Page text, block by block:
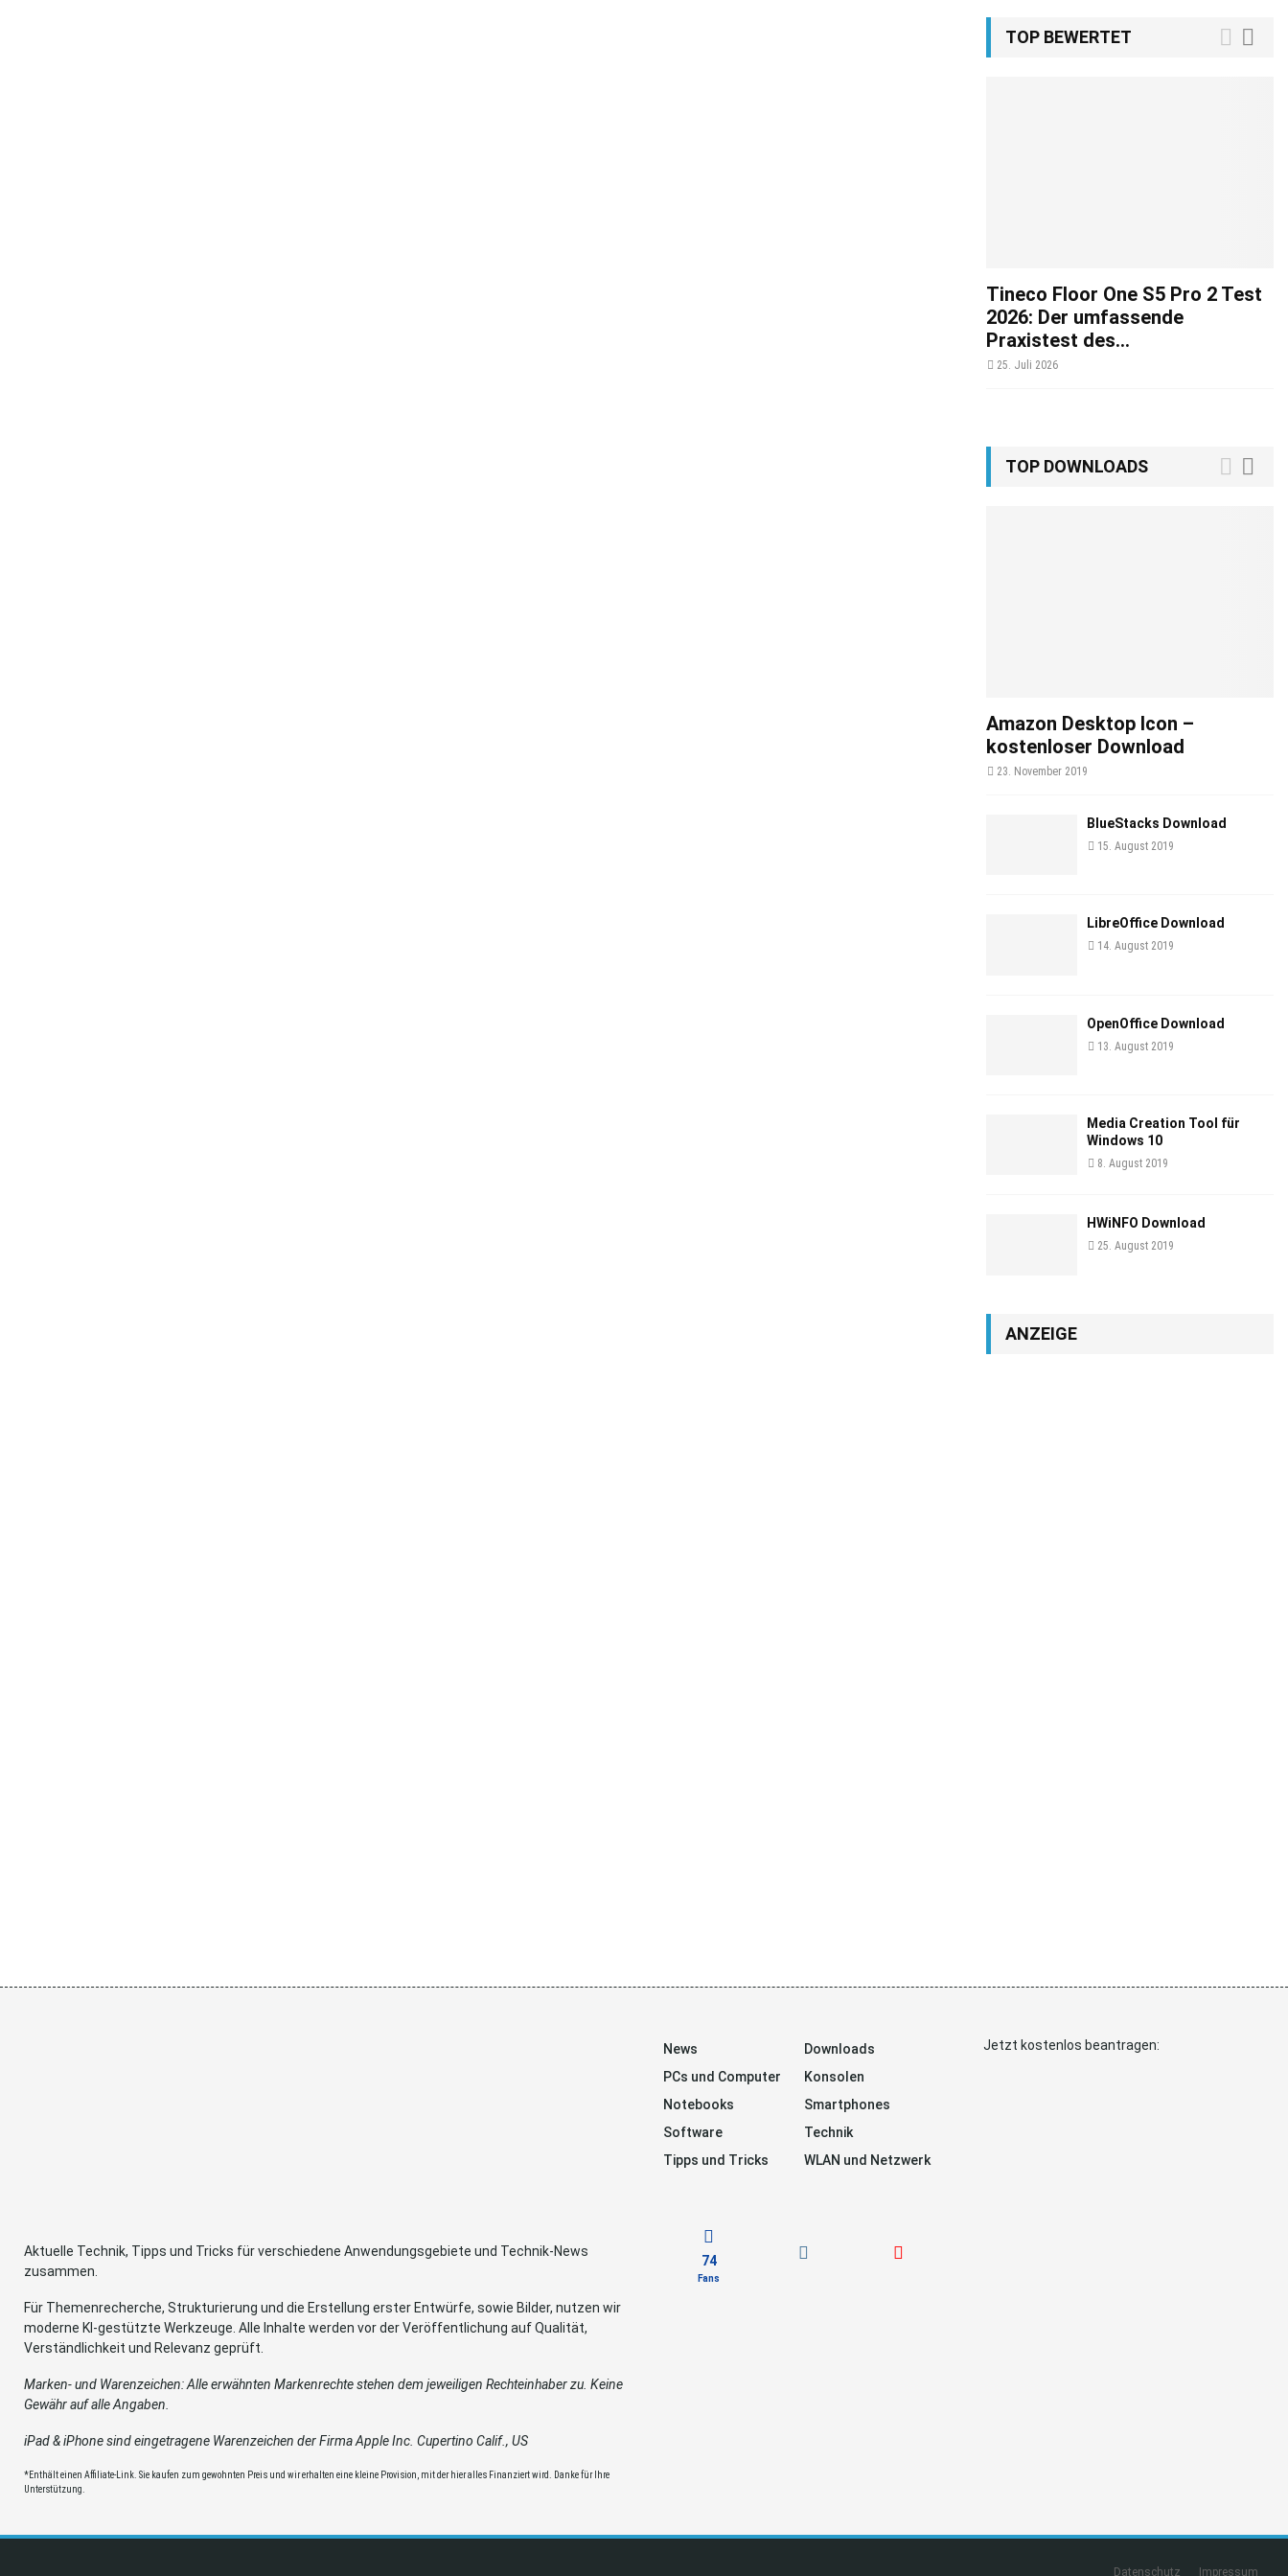
TOP BEWERTET
Tineco Floor One S5 Pro 2 Test
2026: Der umfassende
Praxistest des...
25. Juli 2026
TOP DOWNLOADS
Amazon Desktop Icon –
kostenloser Download
23. November 2019
BlueStacks Download
15. August 2019
LibreOffice Download
14. August 2019
OpenOffice Download
13. August 2019
Media Creation Tool für
Windows 10
8. August 2019
HWiNFO Download
25. August 2019
ANZEIGE
Aktuelle Technik, Tipps und Tricks für verschiedene Anwendungsgebiete und Technik-News
zusammen.
Für Themenrecherche, Strukturierung und die Erstellung erster Entwürfe, sowie Bilder, nutzen wir
moderne KI-gestützte Werkzeuge. Alle Inhalte werden vor der Veröffentlichung auf Qualität,
Verständlichkeit und Relevanz geprüft.
Marken- und Warenzeichen: Alle erwähnten Markenrechte stehen dem jeweiligen Rechteinhaber zu. Keine
Gewähr auf alle Angaben.
iPad & iPhone sind eingetragene Warenzeichen der Firma Apple Inc. Cupertino Calif., US
*Enthält einen Affiliate-Link. Sie kaufen zum gewohnten Preis und wir erhalten eine kleine Provision, mit der hier alles Finanziert wird. Danke für Ihre
Unterstützung.
News
Downloads
PCs und Computer
Konsolen
Notebooks
Smartphones
Software
Technik
Tipps und Tricks
WLAN und Netzwerk
74
Fans
Jetzt kostenlos beantragen:
Datenschutz Impressum